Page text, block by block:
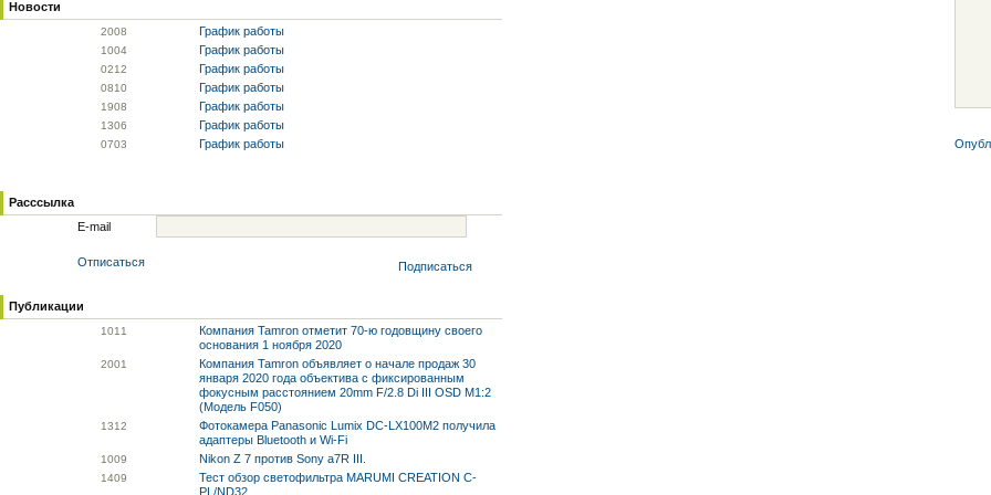
Новости
2008 График работы
1004 График работы
0212 График работы
0810 График работы
1908 График работы
1306 График работы
0703 График работы
Расссылка
E-mail
Отписаться Подписаться
Публикации
1011
Компания Tamron отметит 70-ю годовщину своего
основания 1 ноября 2020
2001
Компания Tamron объявляет о начале продаж 30
января 2020 года объектива с фиксированным
фокусным расстоянием 20mm F/2.8 Di III OSD M1:2
(Модель F050)
1312
Фотокамера Panasonic Lumix DC-LX100M2 получила
адаптеры Bluetooth и Wi-Fi
1009 Nikon Z 7 против Sony a7R III.
1409
Тест обзор светофильтра MARUMI CREATION C-
PL/ND32